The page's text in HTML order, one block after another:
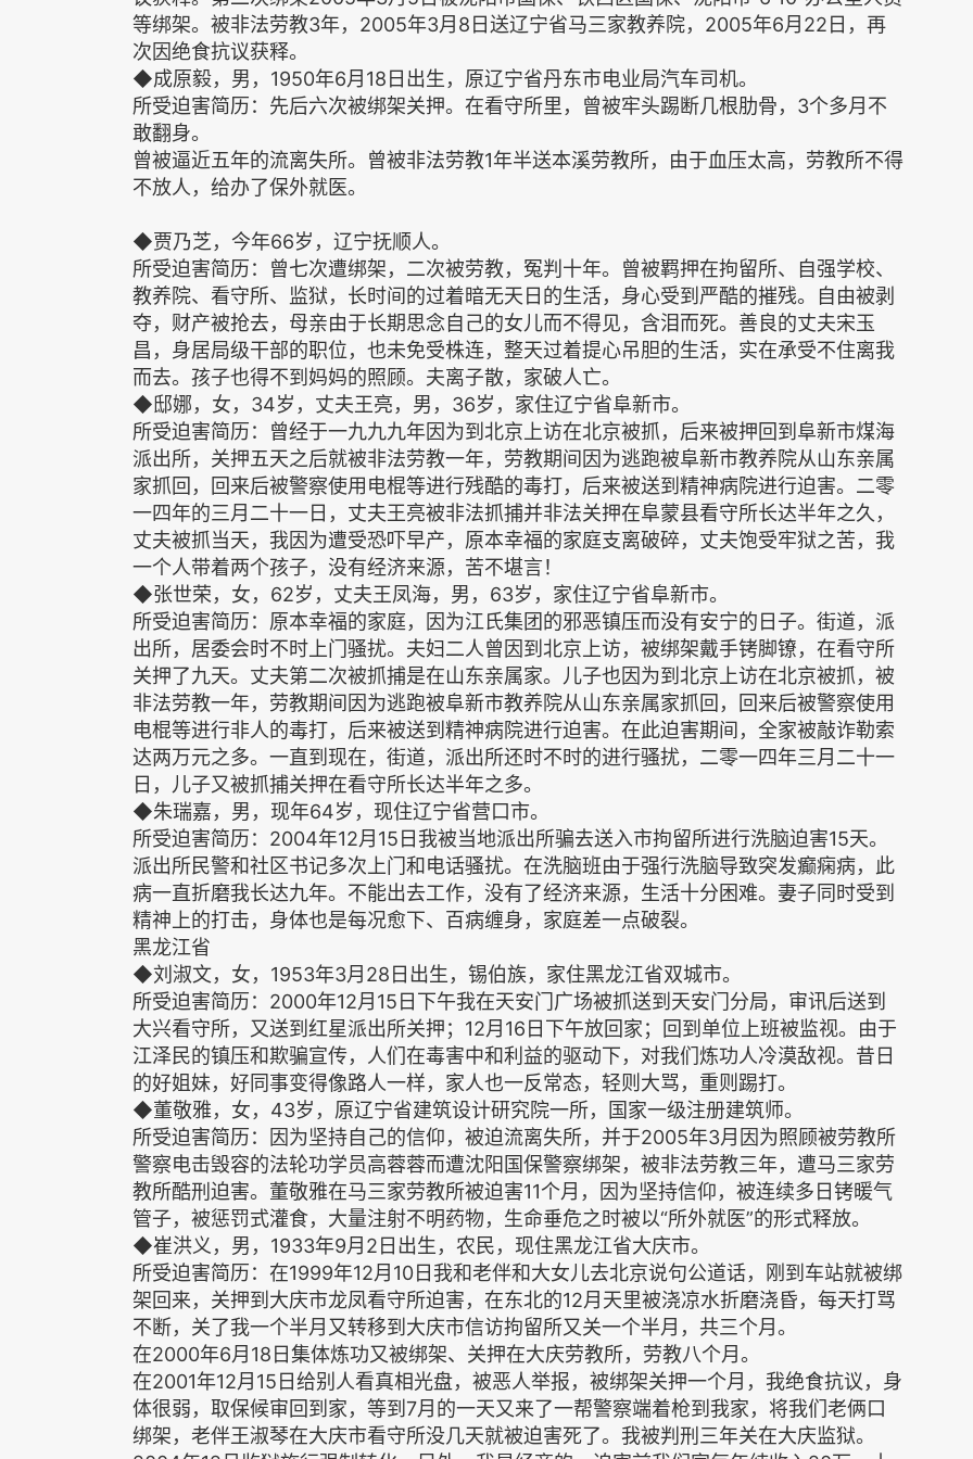
等绑架。被非法劳教3年，2005年3月8日送辽宁省马三家教养院，2005年6月22日，再
次因绝食抗议获释。
◆成原毅，男，1950年6月18日出生，原辽宁省丹东市电业局汽车司机。
所受迫害简历：先后六次被绑架关押。在看守所里，曾被牢头踢断几根肋骨，3个多月不
敢翻身。
曾被逼近五年的流离失所。曾被非法劳教1年半送本溪劳教所，由于血压太高，劳教所不得
不放人，给办了保外就医。
◆贾乃芝，今年66岁，辽宁抚顺人。
所受迫害简历：曾七次遭绑架，二次被劳教，冤判十年。曾被羁押在拘留所、自强学校、
教养院、看守所、监狱，长时间的过着暗无天日的生活，身心受到严酷的摧残。自由被剥
夺，财产被抢去，母亲由于长期思念自己的女儿而不得见，含泪而死。善良的丈夫宋玉
昌，身居局级干部的职位，也未免受株连，整天过着提心吊胆的生活，实在承受不住离我
而去。孩子也得不到妈妈的照顾。夫离子散，家破人亡。
◆邸娜，女，34岁，丈夫王亮，男，36岁，家住辽宁省阜新市。
所受迫害简历：曾经于一九九九年因为到北京上访在北京被抓，后来被押回到阜新市煤海
派出所，关押五天之后就被非法劳教一年，劳教期间因为逃跑被阜新市教养院从山东亲属
家抓回，回来后被警察使用电棍等进行残酷的毒打，后来被送到精神病院进行迫害。二零
一四年的三月二十一日，丈夫王亮被非法抓捕并非法关押在阜蒙县看守所长达半年之久，
丈夫被抓当天，我因为遭受恐吓早产，原本幸福的家庭支离破碎，丈夫饱受牢狱之苦，我
一个人带着两个孩子，没有经济来源，苦不堪言！
◆张世荣，女，62岁，丈夫王凤海，男，63岁，家住辽宁省阜新市。
所受迫害简历：原本幸福的家庭，因为江氏集团的邪恶镇压而没有安宁的日子。街道，派
出所，居委会时不时上门骚扰。夫妇二人曾因到北京上访，被绑架戴手铐脚镣，在看守所
关押了九天。丈夫第二次被抓捕是在山东亲属家。儿子也因为到北京上访在北京被抓，被
非法劳教一年，劳教期间因为逃跑被阜新市教养院从山东亲属家抓回，回来后被警察使用
电棍等进行非人的毒打，后来被送到精神病院进行迫害。在此迫害期间，全家被敲诈勒索
达两万元之多。一直到现在，街道，派出所还时不时的进行骚扰，二零一四年三月二十一
日，儿子又被抓捕关押在看守所长达半年之多。
◆朱瑞嘉，男，现年64岁，现住辽宁省营口市。
所受迫害简历：2004年12月15日我被当地派出所骗去送入市拘留所进行洗脑迫害15天。
派出所民警和社区书记多次上门和电话骚扰。在洗脑班由于强行洗脑导致突发癫痫病，此
病一直折磨我长达九年。不能出去工作，没有了经济来源，生活十分困难。妻子同时受到
精神上的打击，身体也是每况愈下、百病缠身，家庭差一点破裂。
黑龙江省
◆刘淑文，女，1953年3月28日出生，锡伯族，家住黑龙江省双城市。
所受迫害简历：2000年12月15日下午我在天安门广场被抓送到天安门分局，审讯后送到
大兴看守所，又送到红星派出所关押；12月16日下午放回家；回到单位上班被监视。由于
江泽民的镇压和欺骗宣传，人们在毒害中和利益的驱动下，对我们炼功人冷漠敌视。昔日
的好姐妹，好同事变得像路人一样，家人也一反常态，轻则大骂，重则踢打。
◆董敬雅，女，43岁，原辽宁省建筑设计研究院一所，国家一级注册建筑师。
所受迫害简历：因为坚持自己的信仰，被迫流离失所，并于2005年3月因为照顾被劳教所
警察电击毁容的法轮功学员高蓉蓉而遭沈阳国保警察绑架，被非法劳教三年，遭马三家劳
教所酷刑迫害。董敬雅在马三家劳教所被迫害11个月，因为坚持信仰，被连续多日铐暖气
管子，被惩罚式灌食，大量注射不明药物，生命垂危之时被以“所外就医”的形式释放。
◆崔洪义，男，1933年9月2日出生，农民，现住黑龙江省大庆市。
所受迫害简历：在1999年12月10日我和老伴和大女儿去北京说句公道话，刚到车站就被绑
架回来，关押到大庆市龙凤看守所迫害，在东北的12月天里被浇凉水折磨浇昏，每天打骂
不断，关了我一个半月又转移到大庆市信访拘留所又关一个半月，共三个月。
在2000年6月18日集体炼功又被绑架、关押在大庆劳教所，劳教八个月。
在2001年12月15日给别人看真相光盘，被恶人举报，被绑架关押一个月，我绝食抗议，身
体很弱，取保候审回到家，等到7月的一天又来了一帮警察端着枪到我家，将我们老俩口
绑架，老伴王淑琴在大庆市看守所没几天就被迫害死了。我被判刑三年关在大庆监狱。